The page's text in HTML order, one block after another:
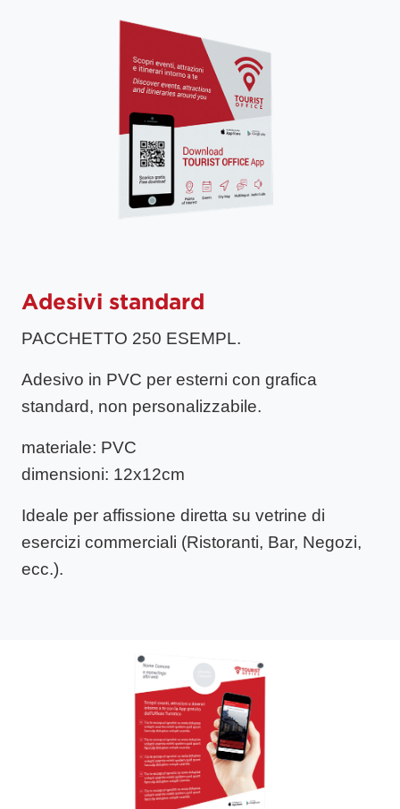
Adesivi standard
PACCHETTO 250 ESEMPL.
Adesivo in PVC per esterni con grafica
standard, non personalizzabile.
materiale: PVC
dimensioni: 12x12cm
Ideale per affissione diretta su vetrine di
esercizi commerciali (Ristoranti, Bar, Negozi,
ecc.).